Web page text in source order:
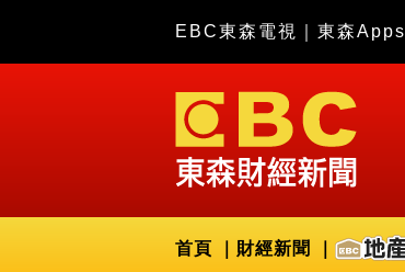
EBC東森電視 東森Apps
首頁 財經新聞